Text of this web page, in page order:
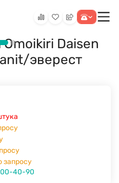
Daisen
эверест
запросу
40-90